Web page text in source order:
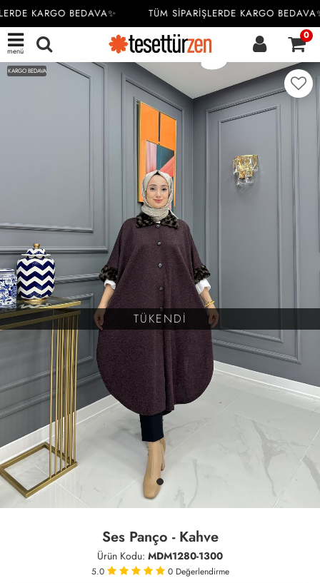
KARGO BEDAVA✨ TÜM SİPARİŞLERDE KARGO BEDAVA✨
menü
0
TÜKENDİ
KARGO BEDAVA
Ses Panço - Kahve
Ürün Kodu: MDM1280-1300
5.0 0 Değerlendirme